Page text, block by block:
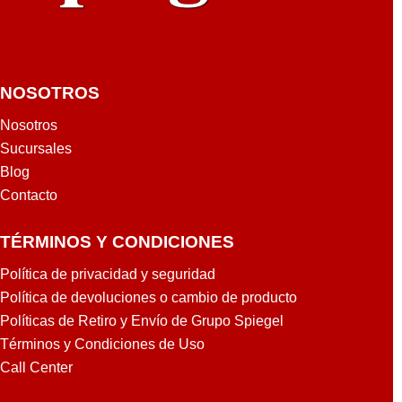
NOSOTROS
Nosotros
Sucursales
Blog
Contacto
TÉRMINOS Y CONDICIONES
Política de privacidad y seguridad
Política de devoluciones o cambio de producto
Políticas de Retiro y Envío de Grupo Spiegel
Términos y Condiciones de Uso
Call Center